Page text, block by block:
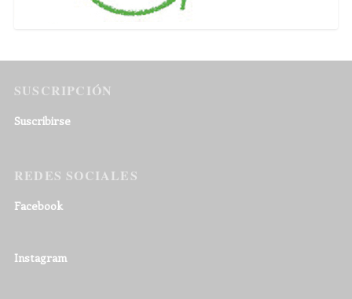
SUSCRIPCIÓN
Suscribirse
REDES SOCIALES
Facebook
Instagram